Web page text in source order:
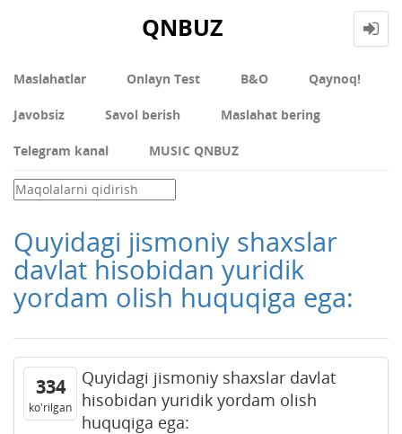
QNBUZ
Maslahatlar Onlayn Test В&О Qaynoq!
Javobsiz Savol berish Maslahat bering
Telegram kanal MUSIC QNBUZ
Quyidagi jismoniy shaxslar
davlat hisobidan yuridik
yordam olish huquqiga ega:
334
ko'rilgan
Quyidagi jismoniy shaxslar davlat
hisobidan yuridik yordam olish
huquqiga ega: